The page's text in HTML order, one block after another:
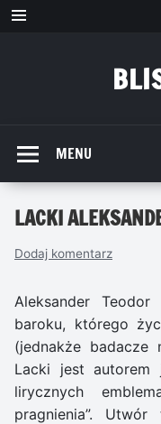
Przejdź
MENU
LACKI
Dodaj komentarz
Aleksander
baroku, którego
(jednakże
Lacki jest autorem
lirycznych
pragnienia”. Utwór